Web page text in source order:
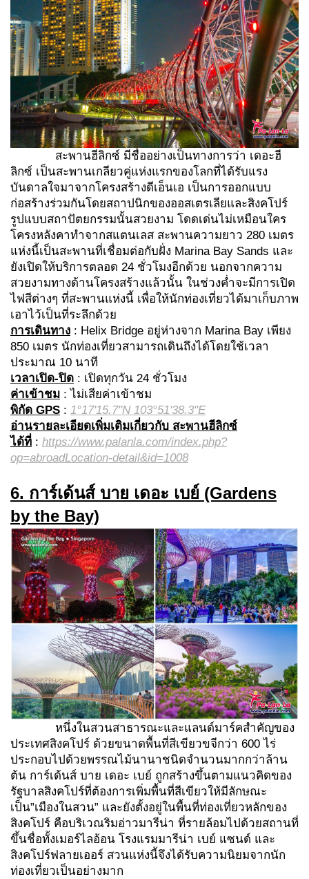
สะพานฮีลิกซ์ มีชื่ออย่างเป็นทางการว่า เดอะฮี
ลิกซ์ เป็นสะพานเกลียวคู่แห่งแรกของโลกที่ได้รับแรง
บันดาลใจมาจากโครงสร้างดีเอ็นเอ เป็นการออกแบบ
ก่อสร้างร่วมกันโดยสถาปนิกของออสเตรเลียและสิงคโปร์
รูปแบบสถาปัตยกรรมนั้นสวยงาม โดดเด่นไม่เหมือนใคร
โครงหลังคาทำจากสแตนเลส สะพานความยาว 280 เมตร
แห่งนี้เป็นสะพานที่เชื่อมต่อกับฝั่ง Marina Bay Sands และ
ยังเปิดให้บริการตลอด 24 ชั่วโมงอีกด้วย นอกจากความ
สวยงามทางด้านโครงสร้างแล้วนั้น ในช่วงค่ำจะมีการเปิด
ไฟสีต่างๆ ที่สะพานแห่งนี้ เพื่อให้นักท่องเที่ยวได้มาเก็บภาพ
เอาไว้เป็นที่ระลึกด้วย
การเดินทาง : Helix Bridge อยู่ห่างจาก Marina Bay เพียง
850 เมตร นักท่องเที่ยวสามารถเดินถึงได้โดยใช้เวลา
ประมาณ 10 นาที
เวลาเปิด-ปิด : เปิดทุกวัน 24 ชั่วโมง
ค่าเข้าชม : ไม่เสียค่าเข้าชม
พิกัด GPS : 1°17'15.7"N 103°51'38.3"E
อ่านรายละเอียดเพิ่มเติมเกี่ยวกับ สะพานฮีลิกซ์
ได้ที่ : https://www.palanla.com/index.php?
op=abroadLocation-detail&id=1008
6. การ์เด้นส์ บาย เดอะ เบย์ (Gardens
by the Bay)
หนึ่งในสวนสาธารณะและแลนด์มาร์คสำคัญของ
ประเทศสิงคโปร์ ด้วยขนาดพื้นที่สีเขียวขจีกว่า 600 ไร่
ประกอบไปด้วยพรรณไม้นานาชนิดจำนวนมากกว่าล้าน
ต้น การ์เด้นส์ บาย เดอะ เบย์ ถูกสร้างขึ้นตามแนวคิดของ
รัฐบาลสิงคโปร์ที่ต้องการเพิ่มพื้นที่สีเขียวให้มีลักษณะ
เป็น”เมืองในสวน” และยังตั้งอยู่ในพื้นที่ท่องเที่ยวหลักของ
สิงคโปร์ คือบริเวณริมอ่าวมารีน่า ที่รายล้อมไปด้วยสถานที่
ขึ้นชื่อทั้งเมอร์ไลอ้อน โรงแรมมารีน่า เบย์ แซนด์ และ
สิงคโปร์ฟลายเออร์ สวนแห่งนี้จึงได้รับความนิยมจากนัก
ท่องเที่ยวเป็นอย่างมาก